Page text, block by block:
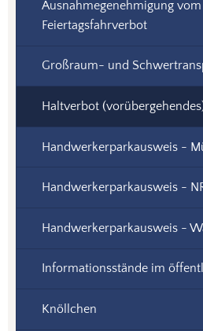
Ausnahmegenehmigung
Feiertagsfahrverbot
Großraum- und
Haltverbot
Handwerkerparkausweis -
Handwerkerparkausweis -
Handwerkerparkausweis -
Informationsstände im
Knöllchen